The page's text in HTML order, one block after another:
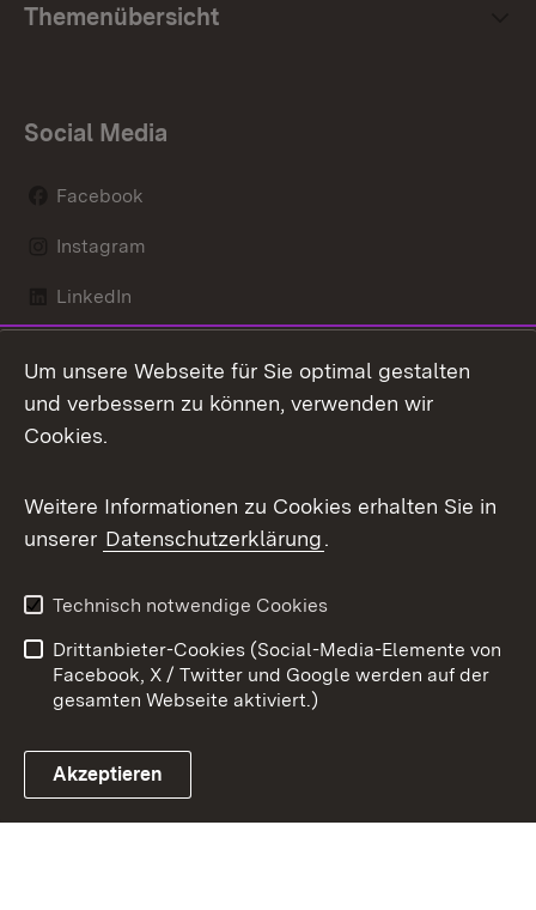
Themenübersicht
Social Media
Facebook
Instagram
LinkedIn
X / Twitter
Youtube
Link zum Landesportal
Kontakt
Datenschutz
Barrierefreiheit
Impressum
Cookies
Um unsere Webseite für Sie optimal gestalten
und verbessern zu können, verwenden wir
Cookies.
Weitere Informationen zu Cookies erhalten Sie in
unserer Datenschutzerklärung.
Technisch notwendige Cookies
Drittanbieter-Cookies (Social-Media-Elemente von
Facebook, X / Twitter und Google werden auf der
gesamten Webseite aktiviert.)
Akzeptieren